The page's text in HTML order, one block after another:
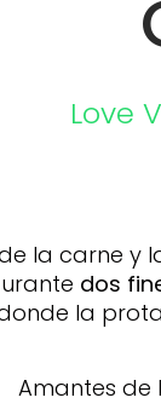
Love
la carne y
dos
la
Amantes de